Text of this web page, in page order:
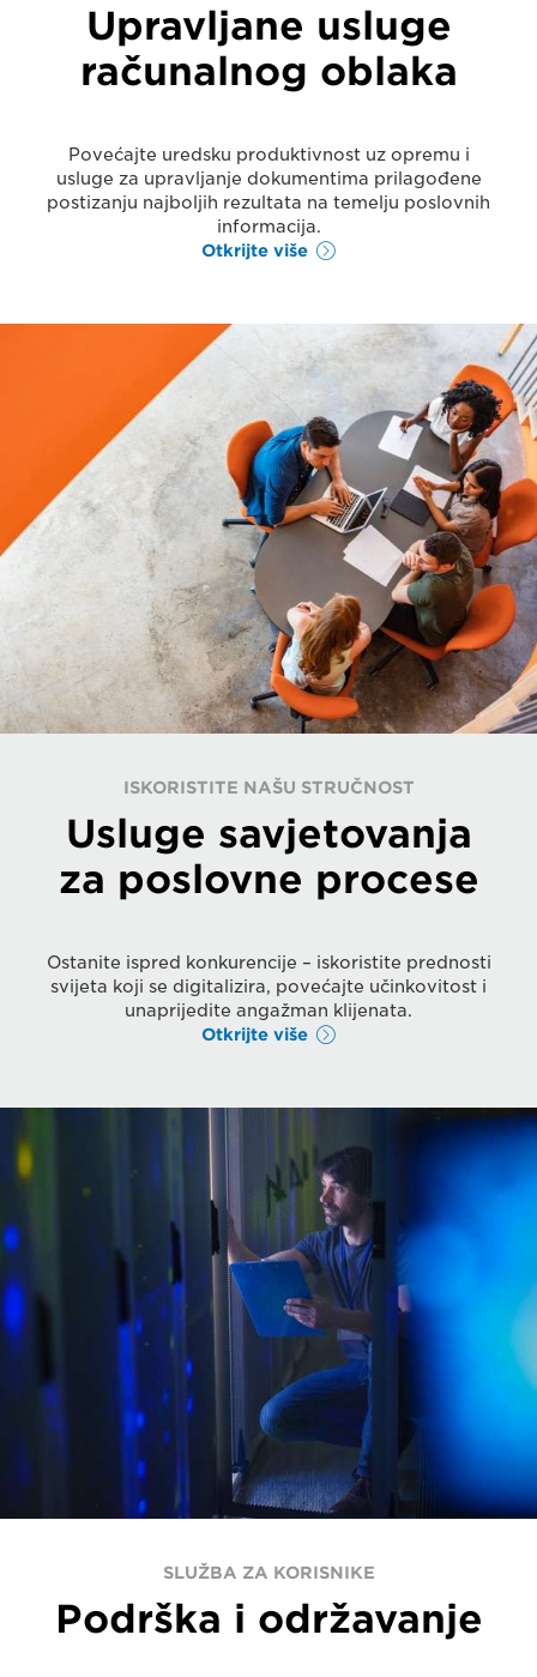
Upravljane usluge
računalnog oblaka
Povećajte uredsku produktivnost uz opremu i
usluge za upravljanje dokumentima prilagođene
postizanju najboljih rezultata na temelju poslovnih
informacija.
Otkrijte više
ISKORISTITE NAŠU STRUČNOST
Usluge savjetovanja
za poslovne procese
Ostanite ispred konkurencije – iskoristite prednosti
svijeta koji se digitalizira, povećajte učinkovitost i
unaprijedite angažman klijenata.
Otkrijte više
SLUŽBA ZA KORISNIKE
Podrška i održavanje